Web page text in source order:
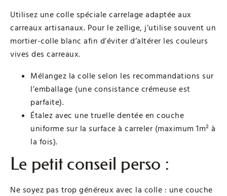
Utilisez une colle spéciale carrelage adaptée aux
carreaux artisanaux. Pour le zellige, j’utilise souvent un
mortier-colle blanc afin d’éviter d’altérer les couleurs
vives des carreaux.
Mélangez la colle selon les recommandations sur
l’emballage (une consistance crémeuse est
parfaite).
Étalez avec une truelle dentée en couche
uniforme sur la surface à carreler (maximum 1m² à
la fois).
Le petit conseil perso :
Ne soyez pas trop généreux avec la colle : une couche